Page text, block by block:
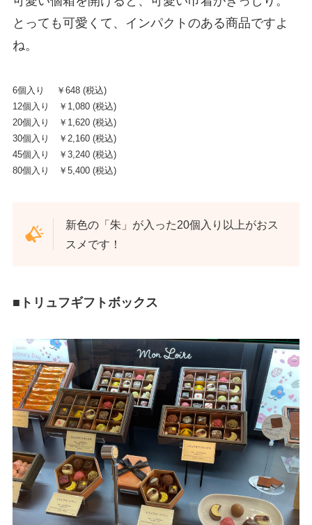
とっても可愛くて、インパクトのある商品ですよ
ね。
6個入り ￥648 (税込)
12個入り ￥1,080 (税込)
20個入り ￥1,620 (税込)
30個入り ￥2,160 (税込)
45個入り ￥3,240 (税込)
80個入り ￥5,400 (税込)
新色の「朱」が入った20個入り以上がおス
スメです！
■ トリュフギフトボックス